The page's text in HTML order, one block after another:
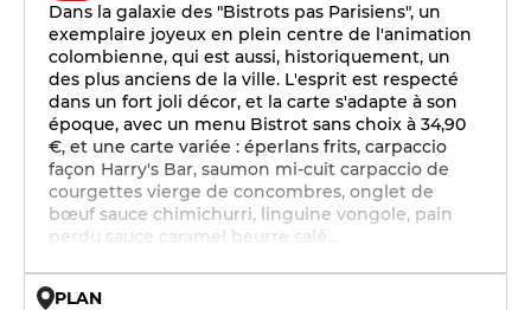
Dans la galaxie des "Bistrots pas Parisiens", un
exemplaire joyeux en plein centre de l'animation
colombienne, qui est aussi, historiquement, un
des plus anciens de la ville. L'esprit est respecté
dans un fort joli décor, et la carte s'adapte à son
époque, avec un menu Bistrot sans choix à 34,90
€, et une carte variée : éperlans frits, carpaccio
façon Harry's Bar, saumon mi-cuit carpaccio de
courgettes vierge de concombres, onglet de
bœuf sauce chimichurri, linguine vongole, pain
perdu sauce caramel beurre salé…
PLAN